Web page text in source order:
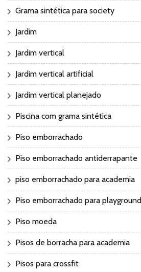
Grama sintética para society
Jardim
Jardim vertical
Jardim vertical artificial
Jardim vertical planejado
Piscina com grama sintética
Piso emborrachado
Piso emborrachado antiderrapante
piso emborrachado para academia
Piso emborrachado para playground
Piso moeda
Pisos de borracha para academia
Pisos para crossfit